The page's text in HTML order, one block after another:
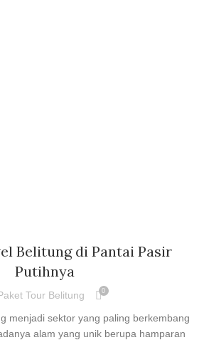
Belitung di Pantai Pasir
Putihnya
Tour Belitung 0
menjadi sektor yang paling berkembang
alam yang unik berupa hamparan